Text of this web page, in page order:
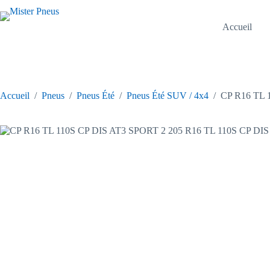
au
Accueil
Accueil / Pneus / Pneus Été / Pneus Été SUV / 4x4 / CP R16 TL